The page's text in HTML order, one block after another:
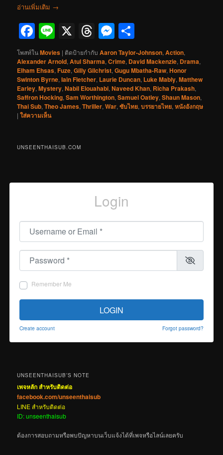
อ่านเพิ่มเติม →
Facebook
Line
X Threads
Messenger
โพสท์ในMovies | ติดป้ายกำกับ Aaron Taylor-Johnson,Action,
Alexander Arnold,Atul Sharma,Crime, David Mackenzie, Drama,
Elham Ehsas,Fuze,Gilly Gilchrist,Gugu Mbatha-Raw,Honor
Swinton Byrne,Iain Fletcher, Laurie Duncan, Luke Mably,Matthew
Earley,Mystery,Nabil Elouahabi,Naveed Khan, Richa Prakash,
Saffron Hocking,Sam Worthington,Samuel Oatley,Shaun Mason,
Thai Sub,Theo James,Thriller,War,ซับไทย,บรรยายไทย,หนังอังกฤษ
|ใส่ความเห็น
UNSEENTHAISUB.COM
Login
Username or Email
Password
Remember Me
LOGIN
Create account Forgot password?
UNSEENTHAISUB’S NOTE
เพจหลัก สำหรับติดต่อ
facebook.com/unseenthaisub
LINE สำหรับติดต่อ
ID: unseenthaisub
ต้องการสอบถามหรือพบปัญหาบนเว็บแจ้งได้ที่เพจหรือไลน์เลยครับ